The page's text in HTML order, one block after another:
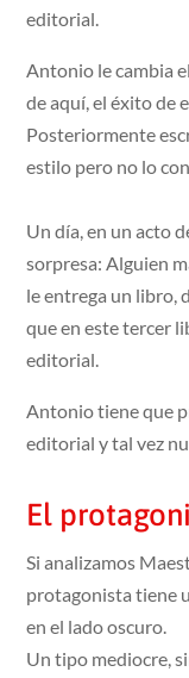
editorial.
Antonio le cambia
de aquí, el éxito de
Posteriormente
estilo pero no lo
Un día, en un acto
sorpresa: Alguien
le entrega un libro,
que en este tercer
editorial.
Antonio tiene que
editorial y tal vez
El
Si analizamos
protagonista tiene
en el lado oscuro.
Un tipo mediocre,